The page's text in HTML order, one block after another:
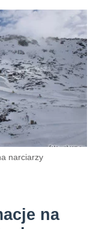
narciarzy
na